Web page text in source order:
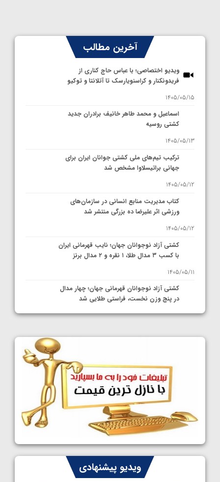
آخرین مطالب
ویدیو اختصاصی؛ با عباس حاج کناری از
فریدونکنار و کراسنویارسک تا آتلانتا و توکیو
1405/05/15
اسماعیل و محمد طاهر خانیف برادران جدید
کشتی روسیه
1405/05/13
ترکیب تیم‌های ملی کشتی جوانان ایران برای
جهانی براتیسلاوا مشخص شد
1405/05/12
کتاب مدیریت منابع انسانی در سازمان‌های
ورزشی اثر علیرضا ده بزرگی منتشر شد
1405/05/12
کشتی آزاد نوجوانان جهان؛ نایب قهرمانی ایران
با کسب ۳ مدال طلا، ۱ نقره و ۲ مدال برنز
1405/05/11
کشتی آزاد نوجوانان قهرمانی جهان؛ چهار مدال
در پنج وزن نخست، فراستی طلایی شد
1405/05/11
کشتی آزاد نوجوانان جهان؛ رقبای نمایندگان
ایران مشخص شدند
1405/05/08
کشتی فرنگی نوجوانان جهان؛ سکوی تیمی
سوم برای ایران
1405/05/07
ایران چشم به راه چهار مدال در پنج وزن دوم
کشتی فرنگی نوجوانان جهانویدیو پیشنهادی